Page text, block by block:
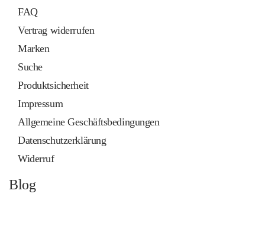
FAQ
Vertrag widerrufen
Marken
Suche
Produktsicherheit
Impressum
Allgemeine Geschäftsbedingungen
Datenschutzerklärung
Widerruf
Blog